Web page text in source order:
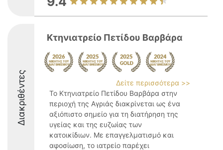
Διακριθέντες
Κτηνιατρείο Πετίδου Βαρβάρα
Δείτε περισσότερα >>
Το Κτηνιατρείο Πετίδου Βαρβάρα στην
περιοχή της Αγριάς διακρίνεται ως ένα
αξιόπιστο σημείο για τη διατήρηση της
υγείας και της ευζωίας των
κατοικίδιων. Με επαγγελματισμό και
αφοσίωση, το ιατρείο παρέχει